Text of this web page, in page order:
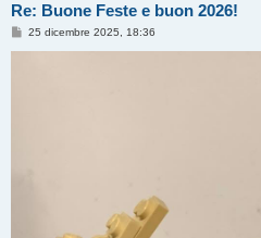
Re: Buone Feste e buon 2026!
M25 dicembre 2025, 18:36